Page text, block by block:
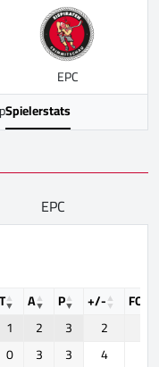
EPC
Spielerstats
EPC
T A P +/-
FOW
1 2 3 2
0 3 3 4